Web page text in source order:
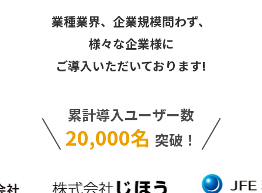
業種業界、企業規模問わず、
様々な企業様に
ご導入いただいております!
累計導入ユーザー数
20,000名 突破！